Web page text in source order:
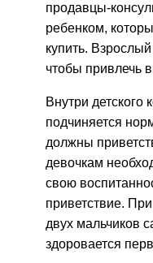
продавцы-
ребенком,
купить.
чтобы привлечь
Внутри детского
подчиняется
должны
девочкам
свою
приветствие.
двух мальчиков
здоровается